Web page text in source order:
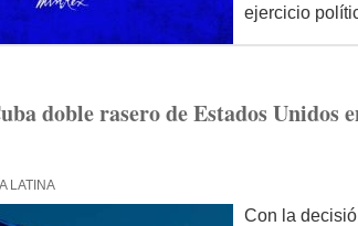
ejercicio
doble rasero de Estados Unidos
LATINA
Con la